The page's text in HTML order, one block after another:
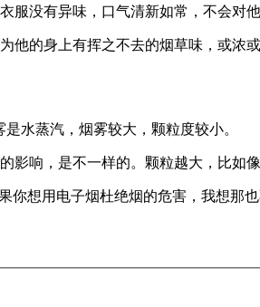
没有异味，口气清新如常，不会对他
的身上有挥之不去的烟草味，或浓
水蒸汽，烟雾较大，颗粒度较小。
响，是不一样的。颗粒越大，比如
你想用电子烟杜绝烟的危害，我想那